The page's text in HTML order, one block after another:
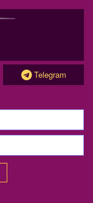
Telegram